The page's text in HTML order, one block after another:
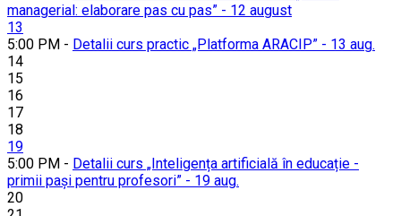
managerial: elaborare pas cu pas” - 12 august
13
5:00 PM - Detalii curs practic „Platforma ARACIP” - 13 aug.
14
15
16
17
18
19
5:00 PM - Detalii curs „Inteligența artificială în educație -
primii pași pentru profesori” - 19 aug.
20